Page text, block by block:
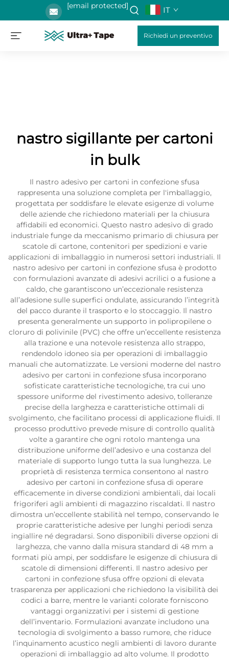
[email protected] IT
Richiedi un preventivo
nastro sigillante per cartoni
in bulk
Il nastro adesivo per cartoni in confezione sfusa
rappresenta una soluzione completa per l'imballaggio,
progettata per soddisfare le elevate esigenze di volume
delle aziende che richiedono materiali per la chiusura
affidabili ed economici. Questo nastro adesivo di grado
industriale funge da meccanismo primario di chiusura per
scatole di cartone, contenitori per spedizioni e varie
applicazioni di imballaggio in numerosi settori industriali. Il
nastro adesivo per cartoni in confezione sfusa è prodotto
con formulazioni avanzate di adesivi acrilici o a fusione a
caldo, che garantiscono un’eccezionale resistenza
all’adesione sulle superfici ondulate, assicurando l’integrità
del pacco durante il trasporto e lo stoccaggio. Il nastro
presenta generalmente un supporto in polipropilene o
cloruro di polivinile (PVC) che offre un’eccellente resistenza
alla trazione e una notevole resistenza allo strappo,
rendendolo idoneo sia per operazioni di imballaggio
manuali che automatizzate. Le versioni moderne del nastro
adesivo per cartoni in confezione sfusa incorporano
sofisticate caratteristiche tecnologiche, tra cui uno
spessore uniforme del rivestimento adesivo, tolleranze
precise della larghezza e caratteristiche ottimali di
svolgimento, che facilitano processi di applicazione fluidi. Il
processo produttivo prevede misure di controllo qualità
volte a garantire che ogni rotolo mantenga una
distribuzione uniforme dell’adesivo e una costanza del
materiale di supporto lungo tutta la sua lunghezza. Le
proprietà di resistenza termica consentono al nastro
adesivo per cartoni in confezione sfusa di operare
efficacemente in diverse condizioni ambientali, dai locali
frigoriferi agli ambienti di magazzino riscaldati. Il nastro
dimostra un’eccellente stabilità nel tempo, conservando le
proprie caratteristiche adesive per lunghi periodi senza
ingiallire né degradarsi. Sono disponibili diverse opzioni di
larghezza, che vanno dalla misura standard di 48 mm a
formati più ampi, per soddisfare le esigenze di chiusura di
scatole di dimensioni differenti. Il nastro adesivo per
cartoni in confezione sfusa offre opzioni di elevata
trasparenza per applicazioni che richiedono la visibilità dei
codici a barre, mentre le varianti colorate forniscono
vantaggi organizzativi per i sistemi di gestione
dell’inventario. Formulazioni avanzate includono una
tecnologia di svolgimento a basso rumore, che riduce
l’inquinamento acustico negli ambienti di lavoro durante
operazioni di imballaggio ad alto volume. Il prodotto